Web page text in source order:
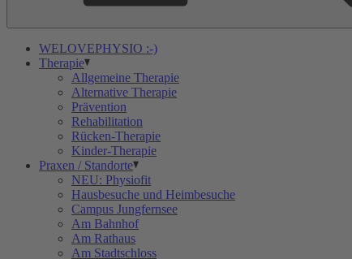
WELOVEPHYSIO :-)
Therapie
Allgemeine Therapie
Alternative Therapie
Prävention
Rehabilitation
Rücken-Therapie
Kinder-Therapie
Praxen / Standorte
NEU: Physiofit
Hausbesuche und Heimbesuche
Campus Jungfernsee
Am Bahnhof
Am Rathaus
Am Stadtschloss